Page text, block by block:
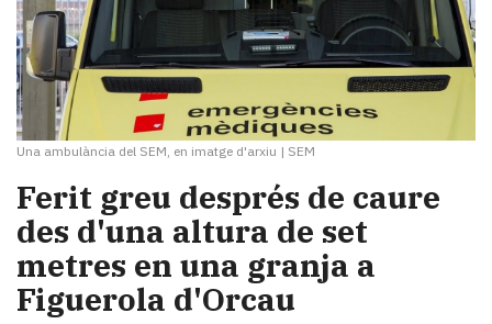
més
llegit...
Editorial
Una ambulància del SEM, en imatge d'arxiu | SEM
Ferit greu després de caure
des d'una altura de set
metres en una granja a
Figuerola d'Orcau